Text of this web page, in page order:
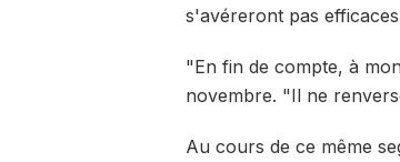
s'avéreront pas
"En fin de compte, à
novembre. "Il ne
Au cours de ce même